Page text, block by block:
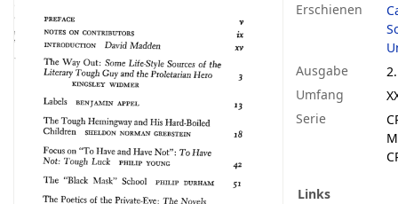
Erschienen
Ausgabe
Umfang
Serie
Links